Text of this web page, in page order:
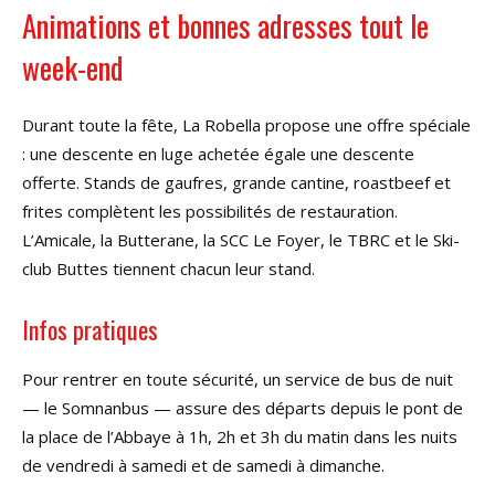
Animations et bonnes adresses tout le
week-end
Durant toute la fête, La Robella propose une offre spéciale
: une descente en luge achetée égale une descente
offerte. Stands de gaufres, grande cantine, roastbeef et
frites complètent les possibilités de restauration.
L’Amicale, la Butterane, la SCC Le Foyer, le TBRC et le Ski-
club Buttes tiennent chacun leur stand.
Infos pratiques
Pour rentrer en toute sécurité, un service de bus de nuit
— le Somnanbus — assure des départs depuis le pont de
la place de l’Abbaye à 1h, 2h et 3h du matin dans les nuits
de vendredi à samedi et de samedi à dimanche.